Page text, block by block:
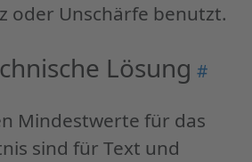
oder Unschärfe benutzt.
Lösung #
Mindestwerte für das
sind für Text und